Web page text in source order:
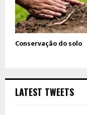
Conservação do solo
LATEST TWEETS